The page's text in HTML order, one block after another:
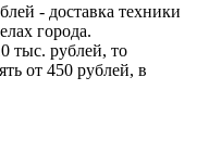
- доставка техники
города.
тыс. рублей, то
от 450 рублей, в